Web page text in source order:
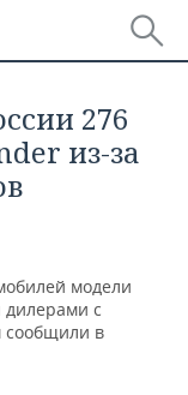
276
из-за
модели
с
сообщили в